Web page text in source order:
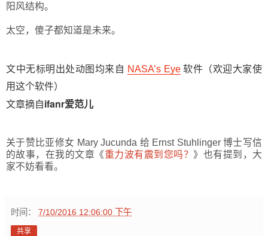
阳风结构。
太空，傻子都知道是未来。
文中无标明出处动图均来自 NASA’s Eye软件（欢迎大家使
用这个软件）
文章摘自ifanr爱范儿
关于赞比亚修女 Mary Jucunda 给 Ernst Stuhlinger 博士写信
的故事，在我的文章《重力波有震到您吗？ 》也有提到，大
家不妨看看。
时间： 7/10/2016 12:06:00 下午
共享